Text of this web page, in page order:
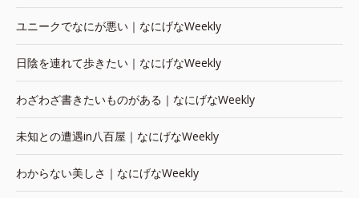
ユニークでなにが悪い｜なにげなWeekly
日陰を連れて歩きたい｜なにげなWeekly
わざわざ書きたいものがある｜なにげなWeekly
未知との遭遇in八百屋｜なにげなWeekly
わからない美しさ｜なにげなWeekly